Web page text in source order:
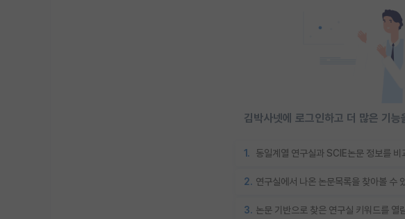
김박사넷에 로그인하고 더 많은 기능
1. 동일계열 연구실과 SCIE논문 정보를 비
2. 연구실에서 나온 논문목록을 찾아볼 수
3. 논문 기반으로 찾은 연구실 키워드를 열